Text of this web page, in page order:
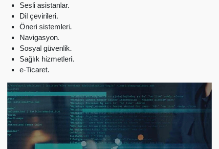
Sesli asistanlar.
Dil çevirileri.
Öneri sistemleri.
Navigasyon.
Sosyal güvenlik.
Sağlık hizmetleri.
e-Ticaret.